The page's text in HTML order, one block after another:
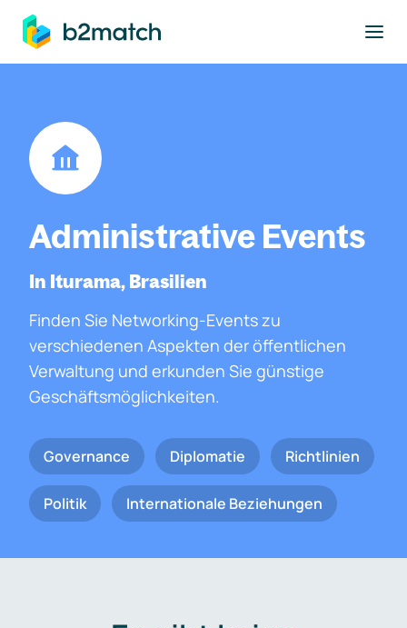
springen
Administrative Events
In Iturama, Brasilien
Finden Sie Networking-Events zu
verschiedenen Aspekten der öffentlichen
Verwaltung und erkunden Sie günstige
Geschäftsmöglichkeiten.
Governance Diplomatie Richtlinien
Politik Internationale Beziehungen